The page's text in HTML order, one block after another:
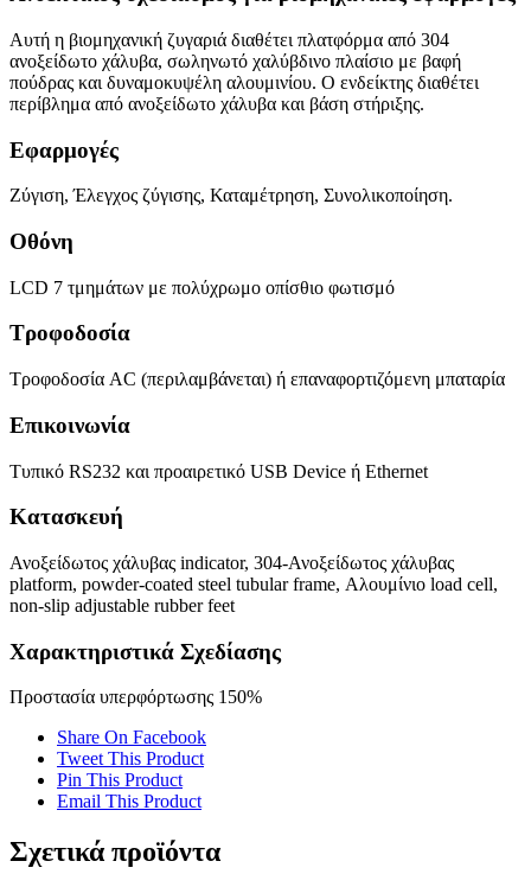
Αυτή η βιομηχανική ζυγαριά διαθέτει πλατφόρμα από 304
ανοξείδωτο χάλυβα, σωληνωτό χαλύβδινο πλαίσιο με βαφή
πούδρας και δυναμοκυψέλη αλουμινίου. Ο ενδείκτης διαθέτει
περίβλημα από ανοξείδωτο χάλυβα και βάση στήριξης.
Εφαρμογές
Ζύγιση, Έλεγχος ζύγισης, Καταμέτρηση, Συνολικοποίηση.
Οθόνη
LCD 7 τμημάτων με πολύχρωμο οπίσθιο φωτισμό
Τροφοδοσία
Τροφοδοσία AC (περιλαμβάνεται) ή επαναφορτιζόμενη μπαταρία
Επικοινωνία
Τυπικό RS232 και προαιρετικό USB Device ή Ethernet
Κατασκευή
Ανοξείδωτος χάλυβας indicator, 304-Ανοξείδωτος χάλυβας
platform, powder-coated steel tubular frame, Αλουμίνιο load cell,
non-slip adjustable rubber feet
Χαρακτηριστικά Σχεδίασης
Προστασία υπερφόρτωσης 150%
Share On Facebook
Tweet This Product
Pin This Product
Email This Product
Σχετικά προϊόντα